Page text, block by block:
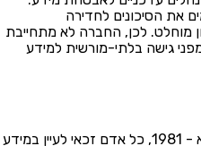
את הסיכונים לחדירה
מוחלט. לכן, החברה לא מתחייבת
גישה בלתי-מורשית למידע
על-פי חוק הגנת הפרטיות, התשמ"א - 1981, כל אדם זכאי לעיין במידע